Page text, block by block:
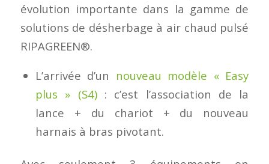
évolution importante dans la gamme de
solutions de désherbage à air chaud pulsé
RIPAGREEN®.
L’arrivée d’un nouveau modèle « Easy
plus » (S4): c’est l’association de la
lance + du chariot + du nouveau
harnais à bras pivotant.